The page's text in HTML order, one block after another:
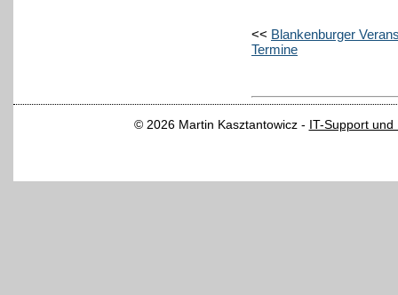
<< Blankenburger
Termine
© 2026 Martin Kasztantowicz - IT-Support und